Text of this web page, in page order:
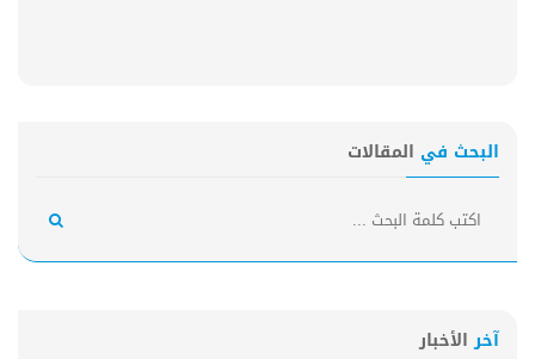
البحث في المقالات
آخرالأخبار